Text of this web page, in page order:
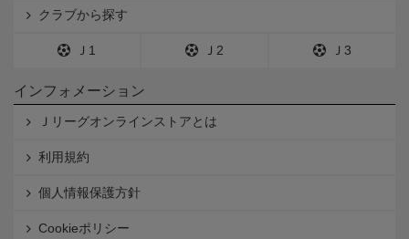
クラブから探す
Ｊ1 Ｊ2 Ｊ3
インフォメーション
Ｊリーグオンラインストアとは
利用規約
個人情報保護方針
Cookieポリシー